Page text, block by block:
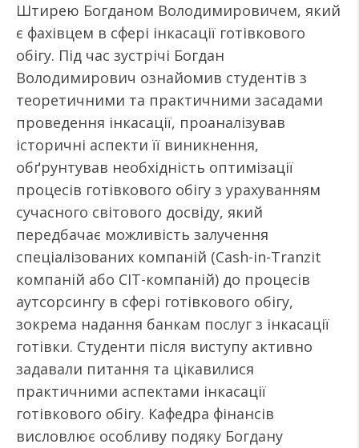
Штирею Богданом Володимировичем, який
є фахівцем в сфері інкасації готівкового
обігу. Під час зустрічі Богдан
Володимирович ознайомив студентів з
теоретичними та практичними засадами
проведення інкасації, проаналізував
історичні аспекти її виникнення,
обґрунтував необхідність оптимізації
процесів готівкового обігу з урахуванням
сучасного світового досвіду, який
передбачає можливість залучення
спеціалізованих компаній (Сash-in-Tranzit
компаній або СІТ-компаній) до процесів
аутсорсингу в сфері готівкового обігу,
зокрема надання банкам послуг з інкасації
готівки. Студенти після виступу активно
задавали питання та цікавилися
практичними аспектами інкасації
готівкового обігу. Кафедра фінансів
висловлює особливу подяку Богдану